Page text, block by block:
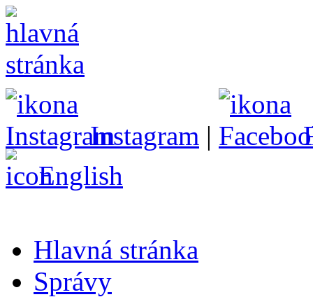
Instagram |
English
Hlavná stránka
Správy